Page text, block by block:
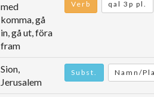
med
komma, gå
in, gå ut, föra
fram
Verb qal 3p pl.
Sion,
Jerusalem
Subst. Namn/